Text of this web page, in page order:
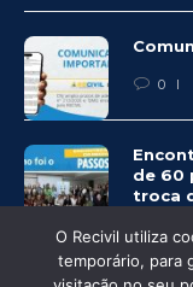
0
de 60
troca
0
O Recivil utiliza
temporário, para